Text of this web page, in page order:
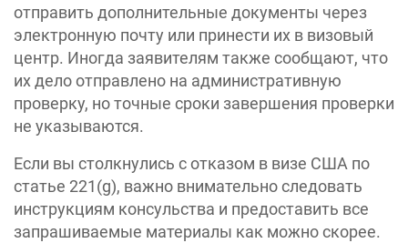
отправить дополнительные документы через
электронную почту или принести их в визовый
центр. Иногда заявителям также сообщают, что
их дело отправлено на административную
проверку, но точные сроки завершения проверки
не указываются.
Если вы столкнулись с отказом в визе США по
статье 221(g), важно внимательно следовать
инструкциям консульства и предоставить все
запрашиваемые материалы как можно скорее.